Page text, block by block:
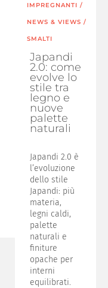
IMPREGNANTI /
NEWS & VIEWS /
SMALTI
Japandi
2.0: come
evolve lo
stile tra
legno e
nuove
palette
naturali
Japandi 2.0 è
l’evoluzione
dello stile
Japandi: più
materia,
legni caldi,
palette
naturali e
finiture
opache per
interni
equilibrati.